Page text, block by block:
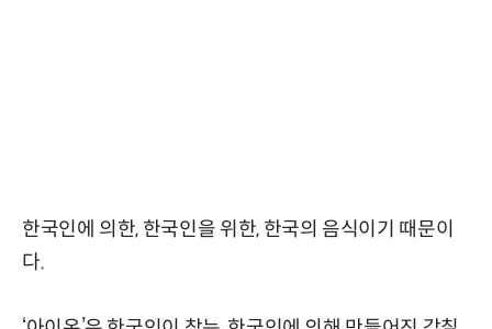
한국인에 의한, 한국인을 위한, 한국의 음식이기 때문이
다.